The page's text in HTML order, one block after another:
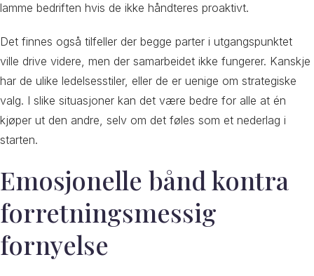
lamme bedriften hvis de ikke håndteres proaktivt.
Det finnes også tilfeller der begge parter i utgangspunktet
ville drive videre, men der samarbeidet ikke fungerer. Kanskje
har de ulike ledelsesstiler, eller de er uenige om strategiske
valg. I slike situasjoner kan det være bedre for alle at én
kjøper ut den andre, selv om det føles som et nederlag i
starten.
Emosjonelle bånd kontra
forretningsmessig
fornyelse